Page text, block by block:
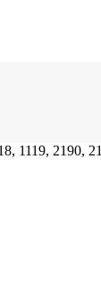
1119, 2190,